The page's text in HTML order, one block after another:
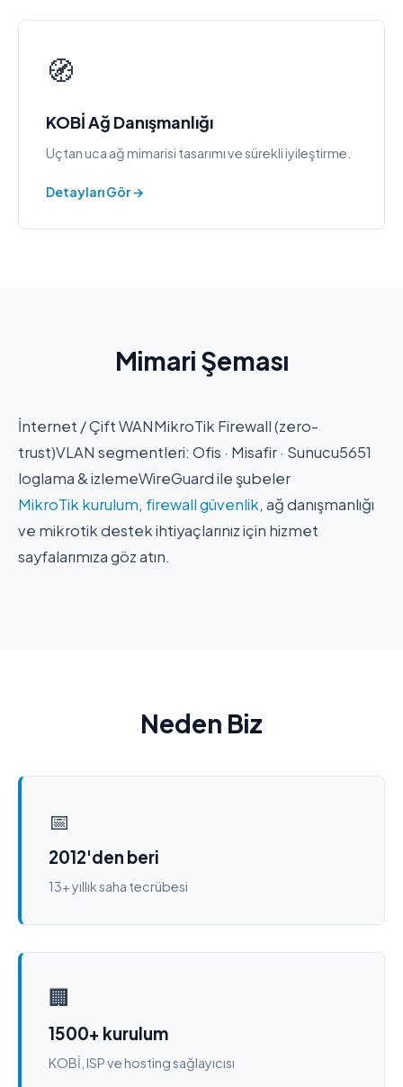
🧭
KOBİ Ağ Danışmanlığı
Uçtan uca ağ mimarisi tasarımı ve sürekli iyileştirme.
Detayları Gör →
Mimari Şeması
İnternet / Çift WANMikroTik Firewall (zero-
trust)VLAN segmentleri: Ofis · Misafir · Sunucu5651
loglama & izlemeWireGuard ile şubeler
MikroTik kurulum, firewall güvenlik, ağ danışmanlığı
ve mikrotik destek ihtiyaçlarınız için hizmet
sayfalarımıza göz atın.
Neden Biz
📅
2012'den beri
13+ yıllık saha tecrübesi
🏢
1500+ kurulum
KOBİ, ISP ve hosting sağlayıcısı